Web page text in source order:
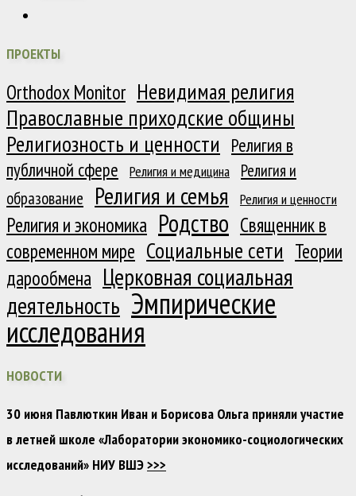
ПРОЕКТЫ
Orthodox Monitor Невидимая религия
Православные приходские общины
Религиозность и ценности Религия в
публичной сфере
Религия и медицина
Религия и
образование
Религия и семья Религия и ценности
Религия и экономика Родство Священник в
современном мире Социальные сети Теории
дарообмена Церковная социальная
деятельность Эмпирические
исследования
НОВОСТИ
30 июня Павлюткин Иван и Борисова Ольга приняли участие
в летней школе «Лаборатории экономико-социологических
исследований» НИУ ВШЭ>>>